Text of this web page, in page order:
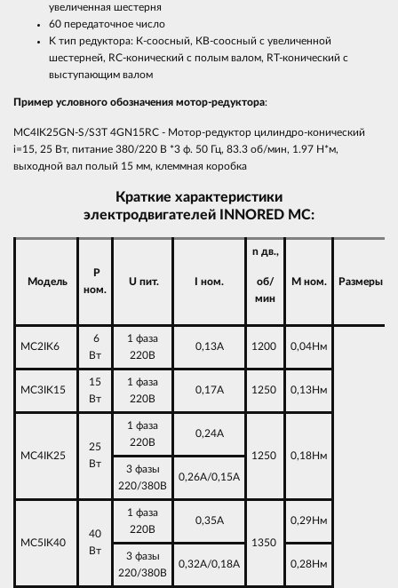
увеличенная шестерня
60 передаточное число
K тип редуктора: К-соосный, КВ-соосный с увеличенной
шестерней, RC-конический с полым валом, RT-конический с
выступающим валом
Пример условного обозначения мотор-редуктора:
MC4IK25GN-S/S3T 4GN15RC - Мотор-редуктор цилиндро-конический
i=15, 25 Вт, питание 380/220 В *3 ф. 50 Гц, 83.3 об/мин, 1.97 Н*м,
выходной вал полый 15 мм, клеммная коробка
Краткие характеристики
электродвигателей INNORED МС:
Модель
P
ном.
U пит. I ном.
n дв.,
об/
мин
M ном. Размеры
MC2IK6
6
Вт
1 фаза
220В
0,13А 1200 0,04Нм
MC3IK15
15
Вт
1 фаза
220В
0,17А 1250 0,13Нм
MC4IK25
25
Вт
1 фаза
220В
0,24А
1250
0,18Нм
3 фазы
220/380В
0,26А/0,15А
MC5IK40
40
Вт
1 фаза
220В
0,35А
1350
0,29Нм
3 фазы
220/380В
0,32А/0,18А 0,28Нм